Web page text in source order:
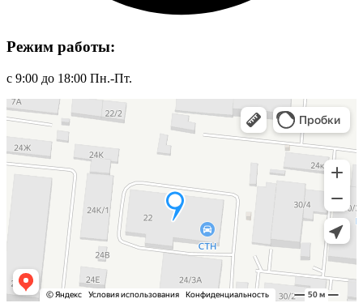
Режим работы:
с 9:00 до 18:00 Пн.-Пт.